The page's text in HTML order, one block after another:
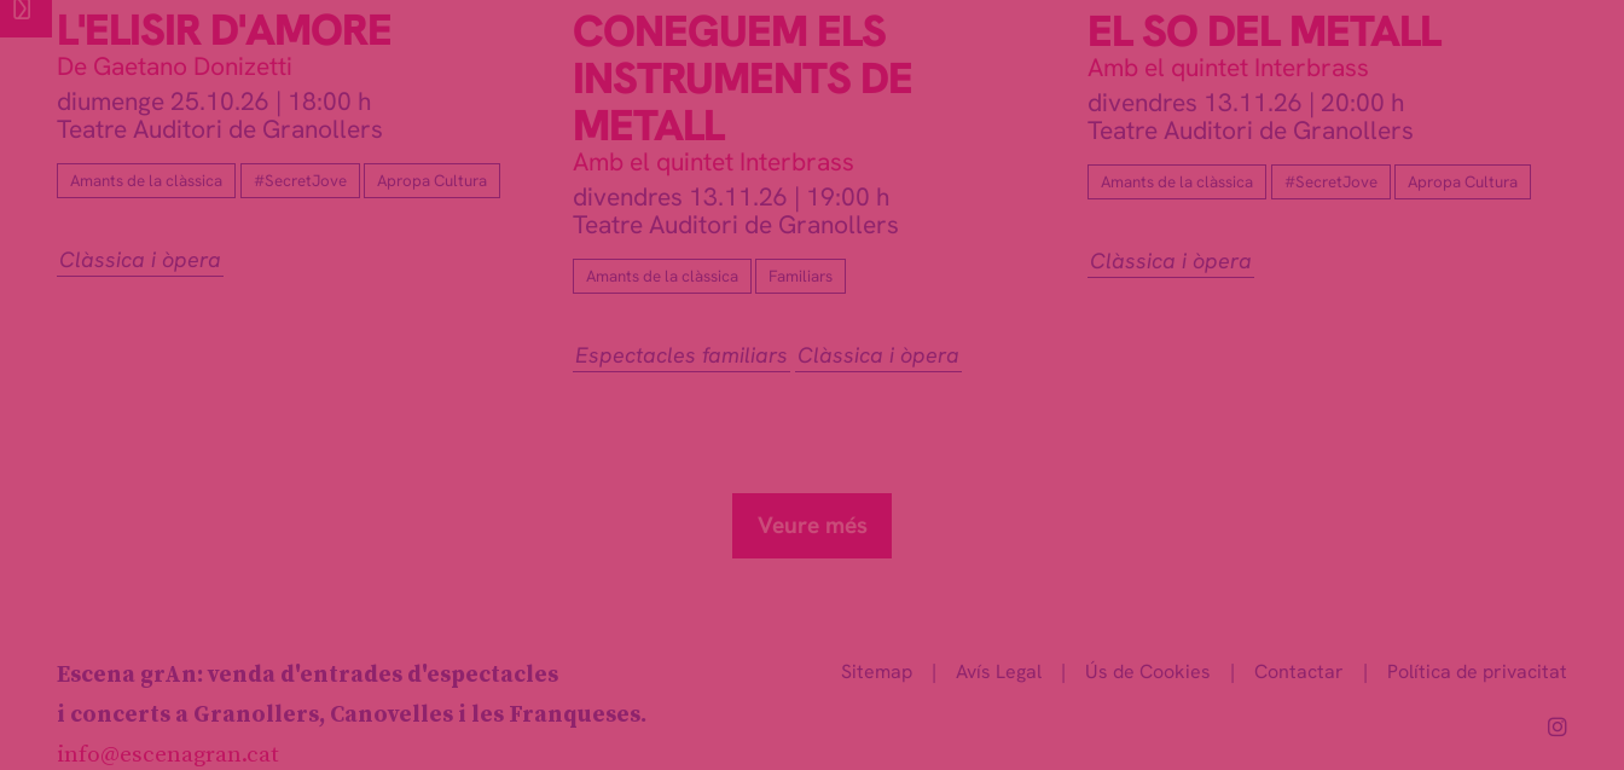
L'ELISIR D'AMORE
De Gaetano Donizetti
diumenge 25.10.26 | 18:00 h
Teatre Auditori de Granollers
Amants de la clàssica #SecretJove Apropa Cultura
Clàssica i òpera
CONEGUEM ELS
INSTRUMENTS DE
METALL
Amb el quintet Interbrass
divendres 13.11.26 | 19:00 h
Teatre Auditori de Granollers
Amants de la clàssica Familiars
Espectacles familiars Clàssica i òpera
EL SO DEL METALL
Amb el quintet Interbrass
divendres 13.11.26 | 20:00 h
Teatre Auditori de Granollers
Amants de la clàssica #SecretJove Apropa Cultura
Clàssica i òpera
Veure més
Escena grAn: venda d'entrades d'espectacles
i concerts a Granollers, Canovelles i les Franqueses.
info@escenagran.cat
Sitemap | Avís Legal | Ús de Cookies | Contactar | Política de privacitat
Link